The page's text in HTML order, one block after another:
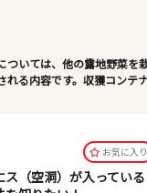
ついては、他の露地野菜を
れる内容です。収獲コンテ
お気に⼊り
ス（空洞）が入っている